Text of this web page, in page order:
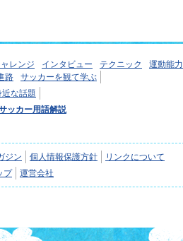
レンジ インタビュー テクニック
運動能力
路
サッカーを観て学ぶ
近な話題
ッカー用語解説
ジン 個人情報保護方針
リンクについて
プ 運営会社